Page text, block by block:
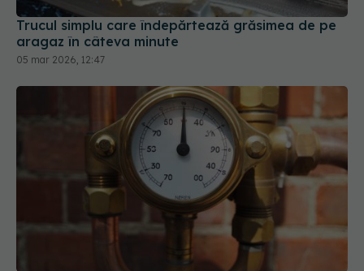
Trucul simplu care îndepărtează grăsimea de pe
aragaz în câteva minute
05 mar 2026, 12:47